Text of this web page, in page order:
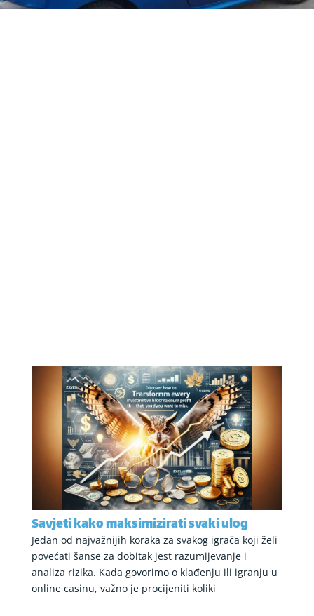
Savjeti kako maksimizirati svaki ulog
Jedan od najvažnijih koraka za svakog igrača koji želi
povećati šanse za dobitak jest razumijevanje i
analiza rizika. Kada govorimo o klađenju ili igranju u
online casinu, važno je procijeniti koliki